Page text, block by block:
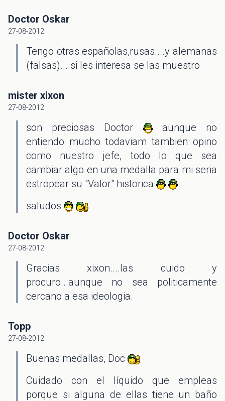
Doctor Oskar
27-08-2012
Tengo otras españolas,rusas....y alemanas
(falsas)....si les interesa se las muestro
mister xixon
27-08-2012
son preciosas Doctor
aunque no
entiendo mucho todaviam tambien opino
como nuestro jefe, todo lo que sea
cambiar algo en una medalla para mi seria
estropear su "Valor" historica
saludos
Doctor Oskar
27-08-2012
Gracias xixon....las cuido y
procuro...aunque no sea politicamente
cercano a esa ideologia.
Topp
27-08-2012
Buenas medallas, Doc
Cuidado con el líquido que empleas
porque si alguna de ellas tiene un baño